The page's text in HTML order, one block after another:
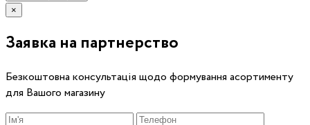
×
Заявка на партнерство
Безкоштовна консультація щодо формування асортименту
для Вашого магазину